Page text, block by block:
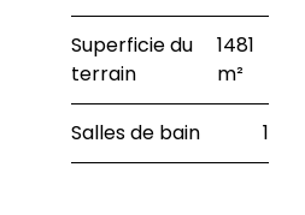
Superficie du
terrain
1481
m²
Salles de bain 1